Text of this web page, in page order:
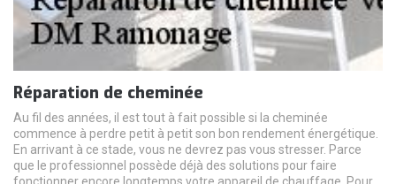
Réparation de cheminée
Au fil des années, il est tout à fait possible si la cheminée
commence à perdre petit à petit son bon rendement énergétique.
En arrivant à ce stade, vous ne devrez pas vous stresser. Parce
que le professionnel possède déjà des solutions pour faire